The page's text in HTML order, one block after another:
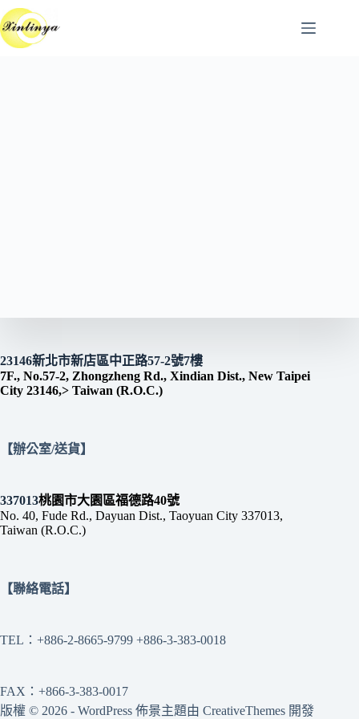
跳
至
主
23146新北市新店區中正路57-2號7樓
7F., No.57-2, Zhongzheng Rd., Xindian Dist., New Taipei
City 23146,> Taiwan (R.O.C.)
【辦公室/送貨】
337013桃園市大園區福德路40號
No. 40, Fude Rd., Dayuan Dist., Taoyuan City 337013,
Taiwan (R.O.C.)
【聯絡電話】
TEL：+886-2-8665-9799 +886-3-383-0018
FAX：+866-3-383-0017
版權 © 2026 - WordPress 佈景主題由 CreativeThemes 開發